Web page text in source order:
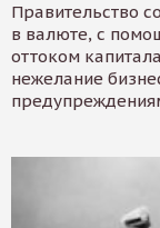
Правительство
в валюте, с
оттоком
нежелание